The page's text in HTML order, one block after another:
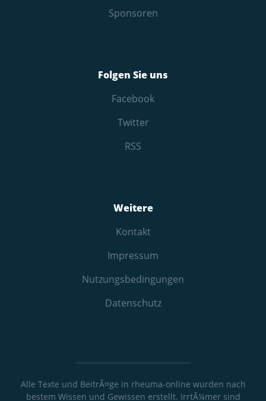
Sponsoren
Folgen Sie uns
Facebook
Twitter
RSS
Weitere
Kontakt
Impressum
Nutzungs­bedingungen
Datenschutz
Alle Texte und BeitrÃ¤ge in rheuma-online wurden nach
bestem Wissen und Gewissen erstellt. IrrtÃ¼mer sind